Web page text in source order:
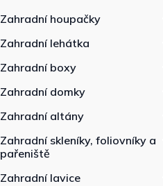
Zahradní houpačky
Zahradní lehátka
Zahradní boxy
Zahradní domky
Zahradní altány
Zahradní skleníky, foliovníky a
pařeniště
Zahradní lavice